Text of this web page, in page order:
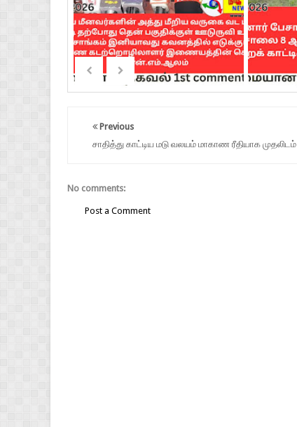
Previous
சாதித்து காட்டிய மடு வலயம் மாகாண ரீதியாக முதலிடம்
No comments:
Post a Comment